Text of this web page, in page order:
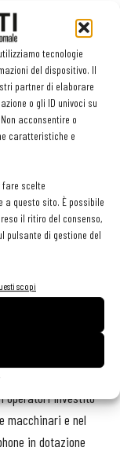
tecnologie
del dispositivo. Il
partner di elaborare
o gli ID univoci su
acconsentire o
caratteristiche e
fare scelte
questo sito. È possibile
il ritiro del consenso,
pulsante di gestione del
scopi
e il Prosecco
stati abbinati al
puntarelle,
e della Ribolla
delegato di
gli
vitivinicola copre
– ha
di 7.000 ore di
operatori investito
macchinari e nel
in dotazione